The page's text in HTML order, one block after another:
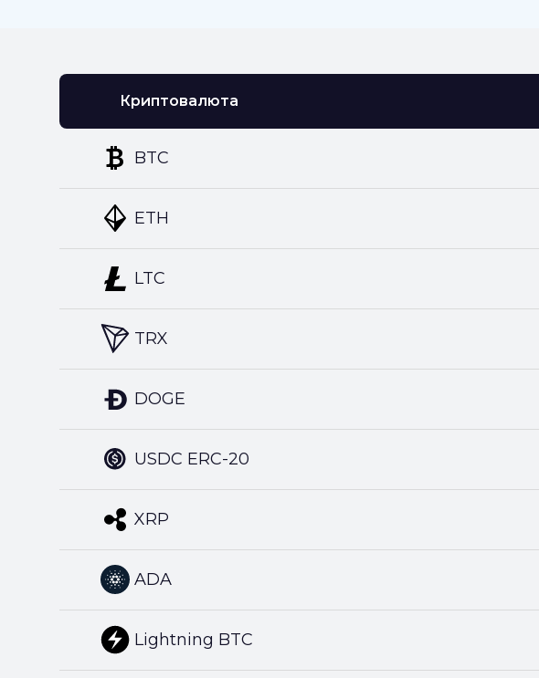
Криптовалюта
BTC
ETH
LTC
TRX
DOGE
USDC ERC-20
XRP
ADA
Lightning BTC